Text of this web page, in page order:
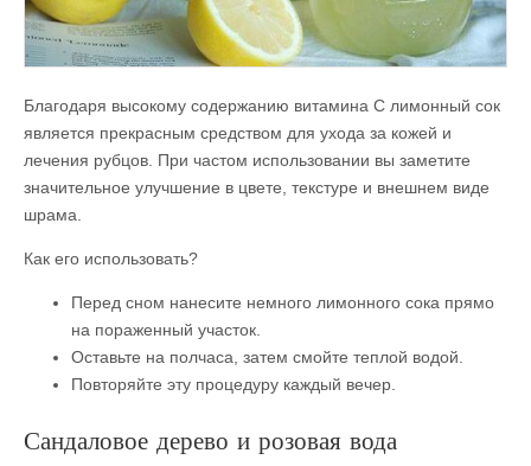
Благодаря высокому содержанию витамина С лимонный сок
является прекрасным средством для ухода за кожей и
лечения рубцов. При частом использовании вы заметите
значительное улучшение в цвете, текстуре и внешнем виде
шрама.
Как его использовать?
Перед сном нанесите немного лимонного сока прямо
на пораженный участок.
Оставьте на полчаса, затем смойте теплой водой.
Повторяйте эту процедуру каждый вечер.
Сандаловое дерево и розовая вода